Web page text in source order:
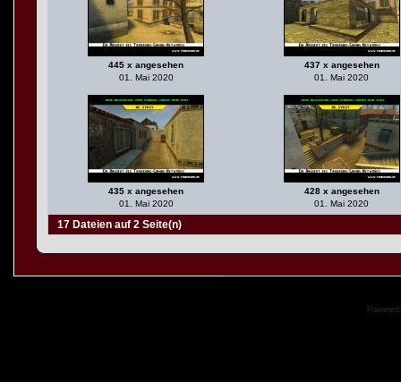
445 x angesehen
01. Mai 2020
437 x angesehen
01. Mai 2020
435 x angesehen
01. Mai 2020
428 x angesehen
01. Mai 2020
17 Dateien auf 2 Seite(n)